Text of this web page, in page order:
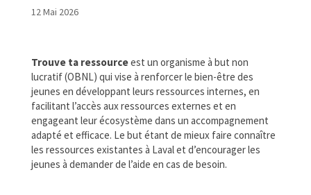
12 Mai 2026
Trouve ta ressourceest un organisme à but non
lucratif (OBNL) qui vise à renforcer le bien-être des
jeunes en développant leurs ressources internes, en
facilitant l’accès aux ressources externes et en
engageant leur écosystème dans un accompagnement
adapté et efficace. Le but étant de mieux faire connaître
les ressources existantes à Laval et d’encourager les
jeunes à demander de l’aide en cas de besoin.